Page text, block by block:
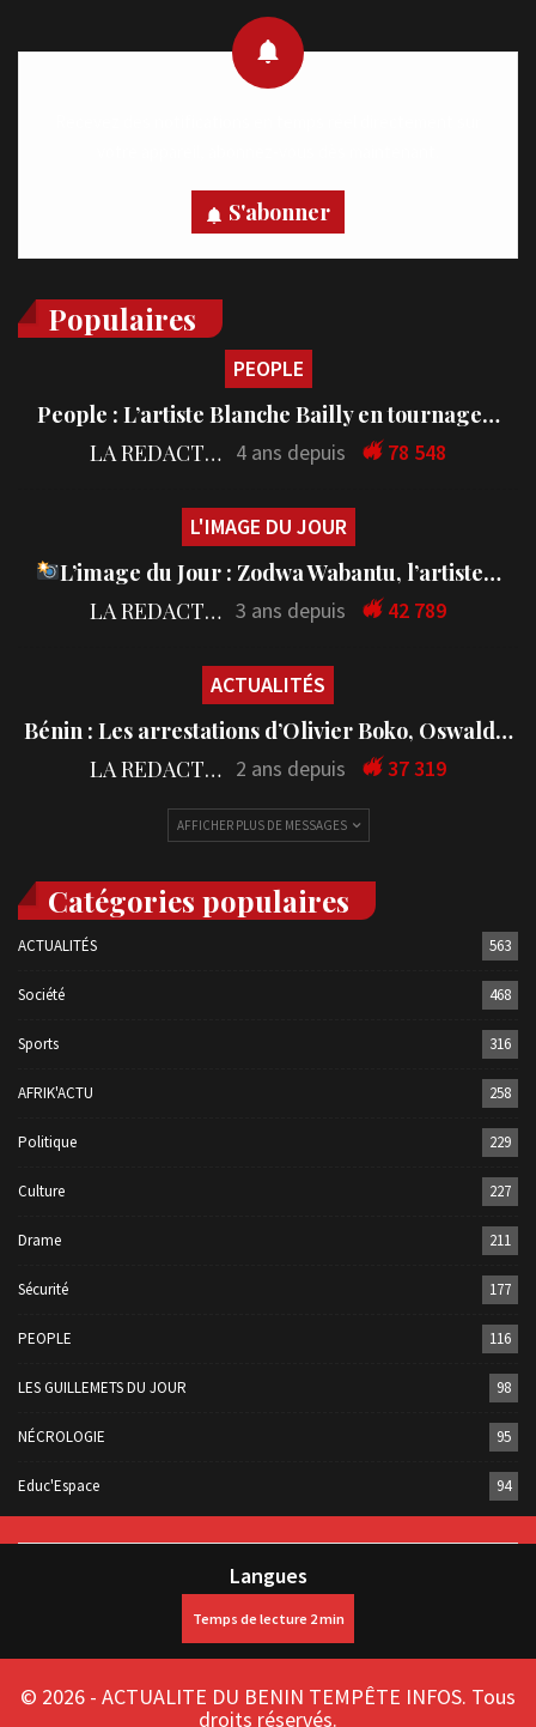
S'abonner
Populaires
PEOPLE
People : L’artiste Blanche Bailly en tournage…
LA REDACTION 4 ans depuis 78 548
L'IMAGE DU JOUR
L’image du Jour : Zodwa Wabantu, l’artiste…
LA REDACTION 3 ans depuis 42 789
ACTUALITÉS
Bénin : Les arrestations d’Olivier Boko, Oswald…
LA REDACTION 2 ans depuis 37 319
AFFICHER PLUS DE MESSAGES
Catégories populaires
ACTUALITÉS 563
Société 468
Sports 316
AFRIK'ACTU 258
Politique 229
Culture 227
Drame 211
Sécurité 177
PEOPLE 116
LES GUILLEMETS DU JOUR 98
NÉCROLOGIE 95
Educ'Espace 94
Langues
© 2026 - ACTUALITE DU BENIN TEMPÊTE INFOS. Tous
droits réservés.